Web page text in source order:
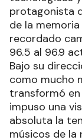
protagonista
de la
recordado
96.5 al 96.9
Bajo su
como mucho
transformó
impuso una
absoluta la
músicos de la